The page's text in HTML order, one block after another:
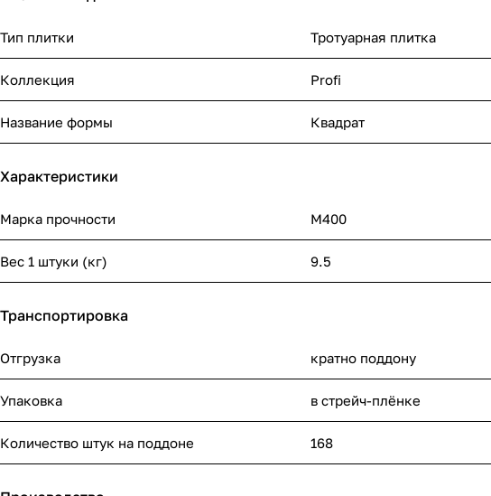
Тип плитки Тротуарная плитка
Коллекция Profi
Название формы Квадрат
Характеристики
Марка прочности М400
Вес 1 штуки (кг) 9.5
Транспортировка
Отгрузка кратно поддону
Упаковка в стрейч-плёнке
Количество штук на поддоне 168